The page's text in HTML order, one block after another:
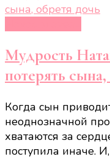
Мудрость
потерять
Когда сын
неоднозначной
хватаются за
поступила иначе.